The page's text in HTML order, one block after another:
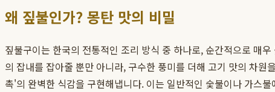
왜 짚불인가? 몽탄 맛의 비밀
짚불구이는 한국의 전통적인 조리 방식 중 하나로, 순간적으로 매
의 잡내를 잡아줄 뿐만 아니라, 구수한 풍미를 더해 고기 맛의 차
촉'의 완벽한 식감을 구현해냅니다. 이는 일반적인 숯불이나 가스